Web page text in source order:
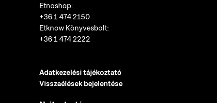
Etnoshop:
+36 1 474 2150
Etknow Könyvesbolt:
+36 1 474 2222
Adatkezelési tájékoztató
Visszaélések bejelentése